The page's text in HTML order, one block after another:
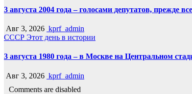
3 августа 2004 года – голосами депутатов, прежде
Авг 3, 2026 kprf_admin
СССР Этот день в истории
3 августа 1980 года – в Москве на Центральном
Авг 3, 2026 kprf_admin
Comments are disabled